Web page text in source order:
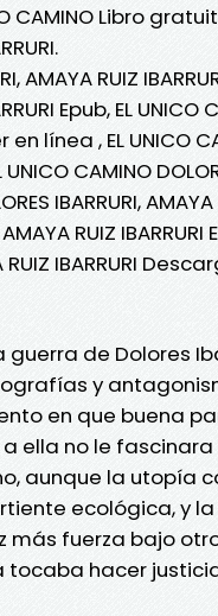
CAMINO Libro
AMAYA RUIZ
Epub, EL UNICO
en línea , EL UNICO
CAMINO
IBARRURI,
RUIZ IBARRURI
RUIZ IBARRURI
de Dolores
y
en que buena
ella no le
aunque la utopía
ecológica, y
fuerza bajo
tocaba hacer